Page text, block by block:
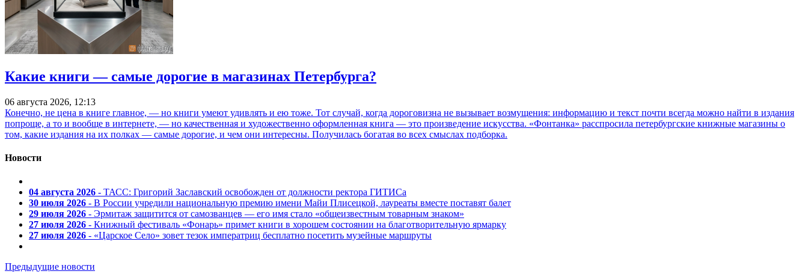
Какие книги — самые дорогие в магазинах Петербурга?
06 августа 2026, 12:13
Конечно, не цена в книге главное, — но книги умеют удивлять и ею тоже. Тот случай, когда дороговизна не вызывает возмущения: информацию и текст почти всегда можно найти в издания
попроще, а то и вообще в интернете, — но качественная и художественно оформленная книга — это произведение искусства. «Фонтанка» расспросила петербургские книжные магазины о
том, какие издания на их полках — самые дорогие, и чем они интересны. Получилась богатая во всех смыслах подборка.
Новости
04 августа 2026 - ТАСС: Григорий Заславский освобожден от должности ректора ГИТИСа
30 июля 2026 - В России учредили национальную премию имени Майи Плисецкой, лауреаты вместе поставят балет
29 июля 2026 - Эрмитаж защитится от самозванцев — его имя стало «общеизвестным товарным знаком»
27 июля 2026 - Книжный фестиваль «Фонарь» примет книги в хорошем состоянии на благотворительную ярмарку
27 июля 2026 - «Царское Село» зовет тезок императриц бесплатно посетить музейные маршруты
Предыдущие новости